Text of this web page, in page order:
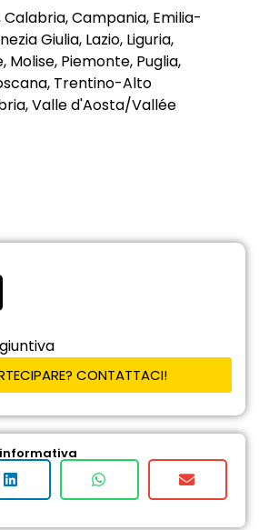
Campania, Emilia-
Giulia, Lazio, Liguria,
Molise, Piemonte, Puglia,
Trentino-Alto
Valle d'Aosta/Vallée
CONTATTACI!